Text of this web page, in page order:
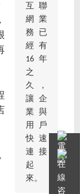
互聯
網業
務已
經有
16年
之
久，
讓企
業與
用戶
快速
連接
起
來。